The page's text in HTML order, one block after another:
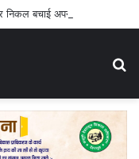
बचाई अपनी जान